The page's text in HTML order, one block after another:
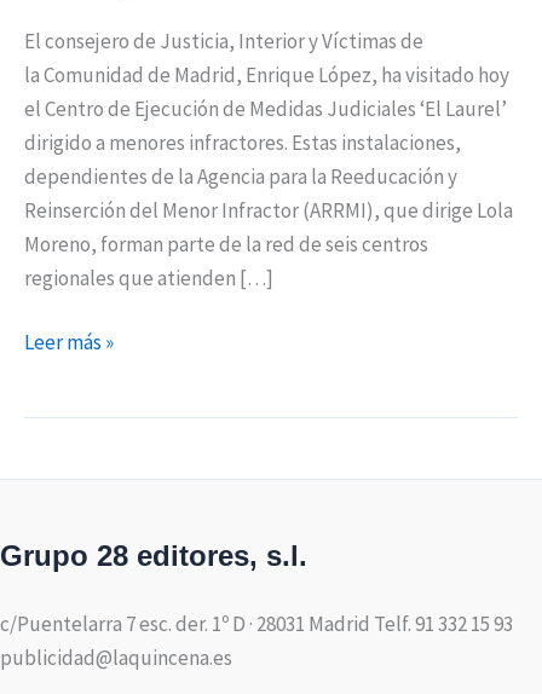
El consejero de Justicia, Interior y Víctimas de
la Comunidad de Madrid, Enrique López, ha visitado hoy
el Centro de Ejecución de Medidas Judiciales ‘El Laurel’
dirigido a menores infractores. Estas instalaciones,
dependientes de la Agencia para la Reeducación y
Reinserción del Menor Infractor (ARRMI), que dirige Lola
Moreno, forman parte de la red de seis centros
regionales que atienden […]
Leer más »
Grupo 28 editores, s.l.
c/Puentelarra 7 esc. der. 1º D · 28031 Madrid Telf. 91 332 15 93
publicidad@laquincena.es